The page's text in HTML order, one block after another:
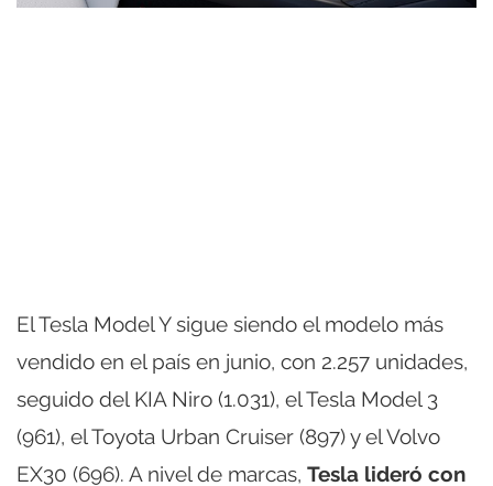
El Tesla Model Y sigue siendo el modelo más
vendido en el país en junio, con 2.257 unidades,
seguido del KIA Niro (1.031), el Tesla Model 3
(961), el Toyota Urban Cruiser (897) y el Volvo
EX30 (696). A nivel de marcas, Tesla lideró con